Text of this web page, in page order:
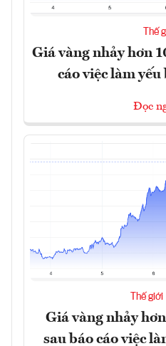
Thế
Giá vàng nhảy hơn
cáo việc làm
Đọc
Thế giới
Giá vàng nhảy
sau báo cáo việc